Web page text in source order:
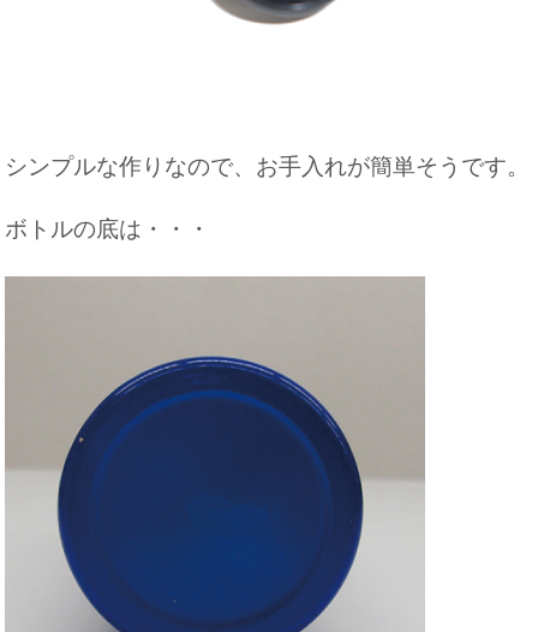
シンプルな作りなので、お手入れが簡単そうです。
ボトルの底は・・・